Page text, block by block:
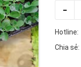
-
Hotline:
Chia sẻ: